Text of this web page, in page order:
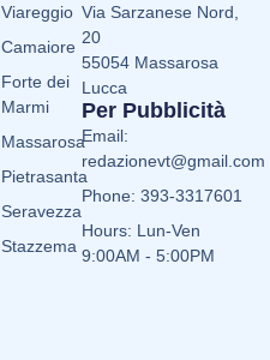
Viareggio
Camaiore
Forte dei
Marmi
Massarosa
Pietrasanta
Seravezza
Stazzema
Via Sarzanese Nord,
20
55054 Massarosa
Lucca
Per Pubblicità
Email:
redazionevt@gmail.com
Phone: 393-3317601
Hours: Lun-Ven
9:00AM - 5:00PM